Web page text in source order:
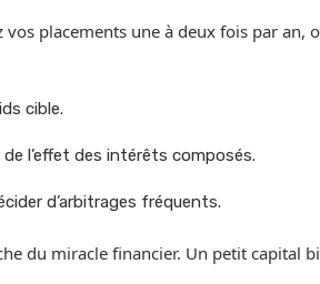
placements une à deux fois par an,
cible.
l’effet des intérêts composés.
d’arbitrages fréquents.
du miracle financier. Un petit capital